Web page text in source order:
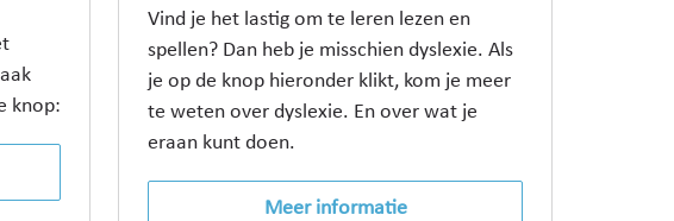
knop:
Vind je het lastig om te leren lezen en
spellen? Dan heb je misschien dyslexie. Als
je op de knop hieronder klikt, kom je meer
te weten over dyslexie. En over wat je
eraan kunt doen.
Meer informatie